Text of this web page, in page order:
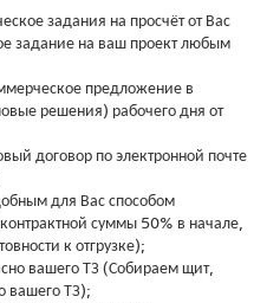
задания на просчёт от Вас
задание на ваш проект любым
предложение в
решения) рабочего дня от
договор по электронной почте
для Вас способом
суммы 50% в начале,
к отгрузке);
вашего ТЗ (Собираем щит,
вашего ТЗ);